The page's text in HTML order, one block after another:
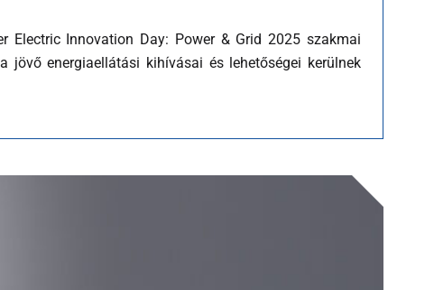
Electric Innovation Day: Power & Grid 2025 szakmai
jövő energiaellátási kihívásai és lehetőségei kerülnek